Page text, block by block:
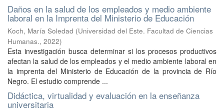
Daños en la salud de los empleados y medio ambiente
laboral en la Imprenta del Ministerio de Educación
Koch, María Soledad (Universidad del Este. Facultad de Ciencias
Humanas., 2022)
Esta investigación busca determinar si los procesos productivos
afectan la salud de los empleados y el medio ambiente laboral en
la imprenta del Ministerio de Educación de la provincia de Río
Negro. El estudio comprende ...
Didáctica, virtualidad y evaluación en la enseñanza
universitaria